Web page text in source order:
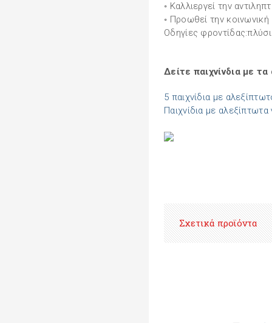
◦ Καλλιεργεί την
◦ Προωθεί την
Οδηγίες
Δείτε παιχνίνδια με
5 παιχνίδια με
Παιχνίδια με αλεξίπτωτα
Σχετικά προϊόντα